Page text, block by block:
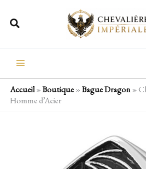
Rechercher
Accueil»Boutique»Bague Dragon»
Homme d’Acier